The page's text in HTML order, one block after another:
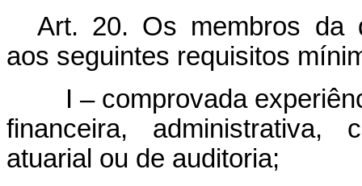
Art. 20. Os membros da
aos seguintes requisitos
I – comprovada
financeira, administrativa,
atuarial ou de auditoria;